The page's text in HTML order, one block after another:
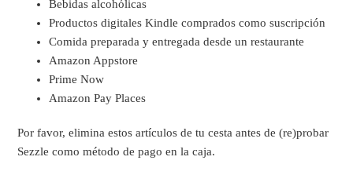
Bebidas alcohólicas
Productos digitales Kindle comprados como suscripción
Comida preparada y entregada desde un restaurante
Amazon Appstore
Prime Now
Amazon Pay Places
Por favor, elimina estos artículos de tu cesta antes de (re)probar
Sezzle como método de pago en la caja.